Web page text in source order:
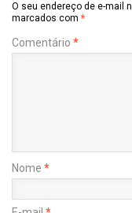
O seu endereço de e-mail
marcados com *
Comentário *
Nome *